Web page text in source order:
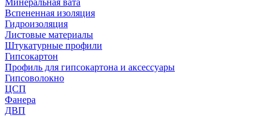
Минеральная вата
Вспененная изоляция
Гидроизоляция
Листовые материалы
Штукатурные профили
Гипсокартон
Профиль для гипсокартона и аксессуары
Гипсоволокно
ЦСП
Фанера
ДВП